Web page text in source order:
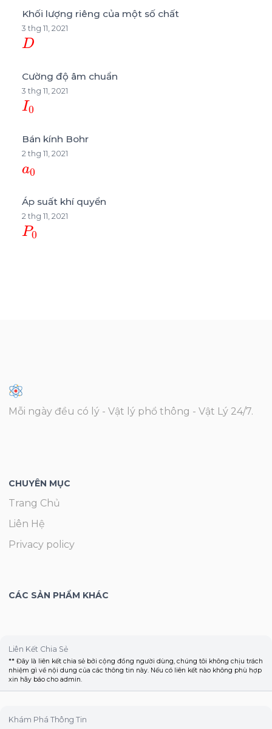
Khối lượng riêng của một số chất
3 thg 11, 2021
D
Cường độ âm chuẩn
3 thg 11, 2021
I0
Bán kính Bohr
2 thg 11, 2021
a0
Áp suất khí quyển
2 thg 11, 2021
P0
Mỗi ngày đều có lý - Vật lý phổ thông - Vật Lý 24/7.
CHUYÊN MỤC
Trang Chủ
Liên Hệ
Privacy policy
CÁC SẢN PHẨM KHÁC
Liên Kết Chia Sẻ
** Đây là liên kết chia sẻ bởi cộng đồng người dùng, chúng tôi không chịu trách
nhiệm gì về nội dung của các thông tin này. Nếu có liên kết nào không phù hợp
xin hãy báo cho admin.
Khám Phá Thông Tin